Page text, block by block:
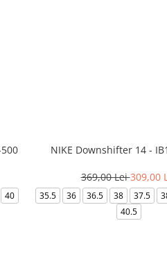
40
NIKE Downshifter 14 -
369,00 Lei309,00
35.5 36 36.5 38 37.5
40.5